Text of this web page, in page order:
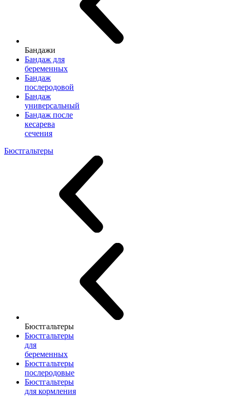
Бандажи
Бандаж для
беременных
Бандаж
послеродовой
Бандаж
универсальный
Бандаж после
кесарева
сечения
Бюстгальтеры
Бюстгальтеры
Бюстгальтеры
для
беременных
Бюстгальтеры
послеродовые
Бюстгальтеры
для кормления